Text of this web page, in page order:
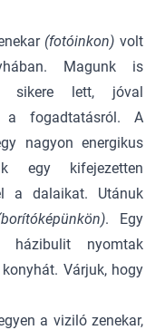
(fotóinkon) volt
Magunk is
sikere lett, jóval
a fogadtatásról. A
nagyon energikus
egy kifejezetten
a dalaikat. Utánuk
. Egy
házibulit nyomtak
Várjuk, hogy
a viziló zenekar,